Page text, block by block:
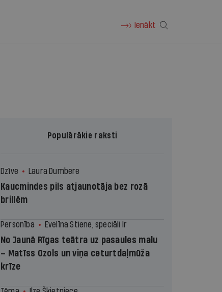
Ienākt
Populārākie raksti
Dzīve Laura Dumbere
Kaucmindes pils atjaunotāja bez rozā
brillēm
Personība Evelīna Stiene, speciāli Ir
No Jaunā Rīgas teātra uz pasaules malu
– Matīss Ozols un viņa ceturtdaļmūža
krīze